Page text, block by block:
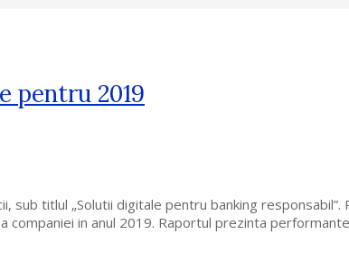
pentru 2019
titlul „Solutii digitale pentru banking
in anul 2019. Raportul prezinta